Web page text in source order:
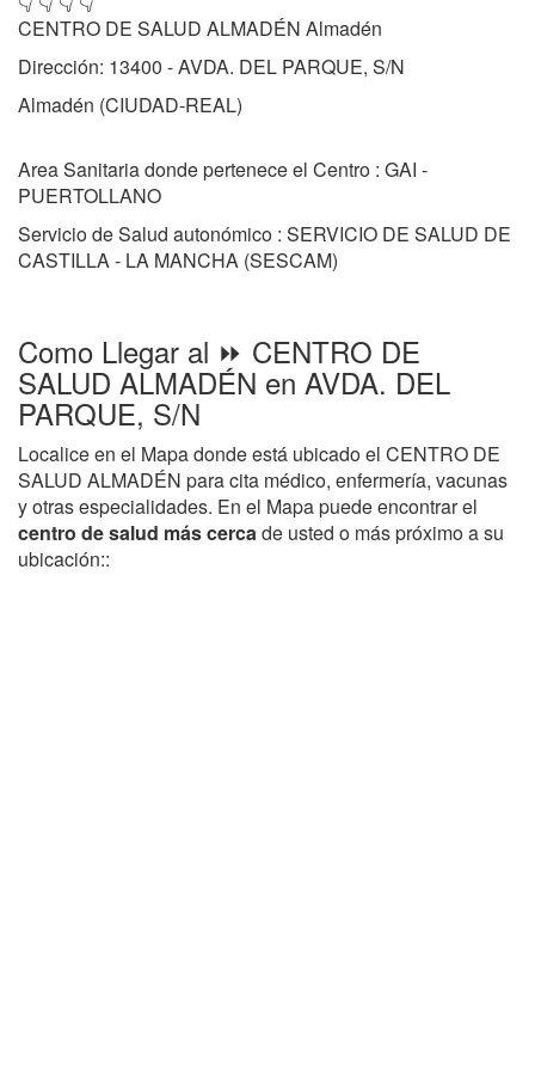
CENTRO DE SALUD ALMADÉN Almadén
Dirección: 13400 - AVDA. DEL PARQUE, S/N
Almadén (CIUDAD-REAL)
Area Sanitaria donde pertenece el Centro : GAI -
PUERTOLLANO
Servicio de Salud autonómico : SERVICIO DE SALUD DE
CASTILLA - LA MANCHA (SESCAM)
Como Llegar al ⏩ CENTRO DE
SALUD ALMADÉN en AVDA. DEL
PARQUE, S/N
Localice en el Mapa donde está ubicado el CENTRO DE
SALUD ALMADÉN para cita médico, enfermería, vacunas
y otras especialidades. En el Mapa puede encontrar el
centro de salud más cercade usted o más próximo a su
ubicación::